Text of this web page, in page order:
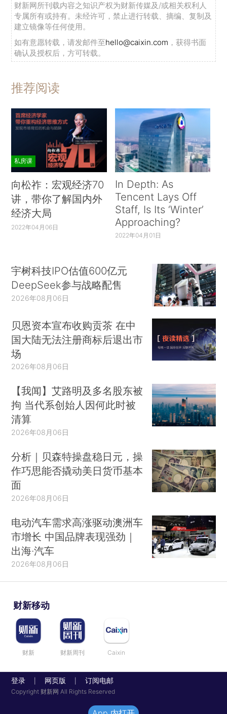
财新网所刊载内容之知识产权为财新传媒及/或相关权利人
专属所有或持有。未经许可，禁止进行转载、摘编、复制及
建立镜像等任何使用。
如有意愿转载，请发邮件至hello@caixin.com ，获得书面
确认及授权后，方可转载。
推荐阅读
私房课
向松祚：宏观经济70
讲，带你了解国内外
经济大局
2022年04月06日
In Depth: As
Tencent Lays Off
Staff, Is Its ‘Winter’
Approaching?
2022年04月01日
宇树科技IPO估值600亿元
DeepSeek参与战略配售
2026年08月06日
贝恩资本宣布收购贡茶 在中
国大陆无法注册商标后退出市
场
2026年08月06日
【我闻】艾路明及多名股东被
拘 当代系创始人因何此时被
清算
2026年08月06日
分析｜贝森特操盘稳日元，操
作巧思能否撬动美日货币基本
面
2026年08月06日
电动汽车需求高涨驱动澳洲车
市增长 中国品牌表现强劲｜
出海·汽车
2026年08月06日
财新移动
财新 财新周刊 Caixin
登录 网页版 订阅电邮
Copyright 财新网 All Rights Reserved